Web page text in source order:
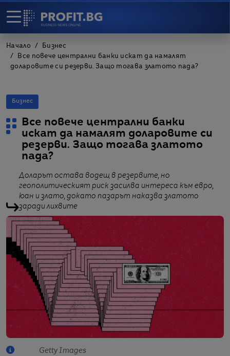
Начало
Бизнес
Все повече централни банки искат да намалят
доларовите си резерви. Защо тогава златото пада?
Бизнес
Все повече централни банки
искат да намалят доларовите си
резерви. Защо тогава златото
пада?
Доларът остава водещ в резервите, но
геополитическият риск засилва интереса към евро,
юан и злато, докато пазарът наказва златото
заради лихвите
Getty Images